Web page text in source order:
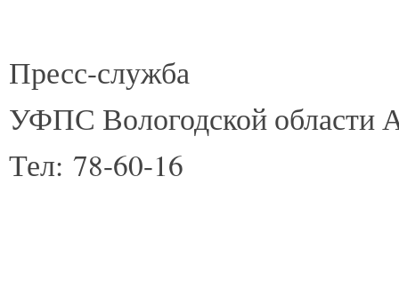
Пресс-служба
УФПС Вологодской области
Тел: 78-60-16